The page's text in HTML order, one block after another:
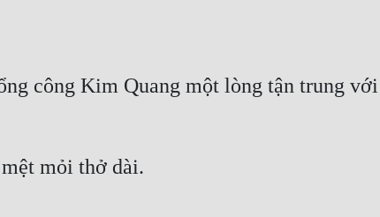
công Kim Quang một lòng tận trung
mỏi thở dài.